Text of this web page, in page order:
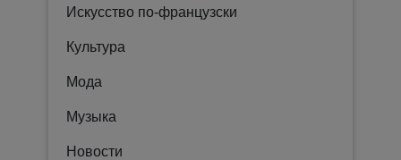
Искусство по-французски
Культура
Мода
Музыка
Новости